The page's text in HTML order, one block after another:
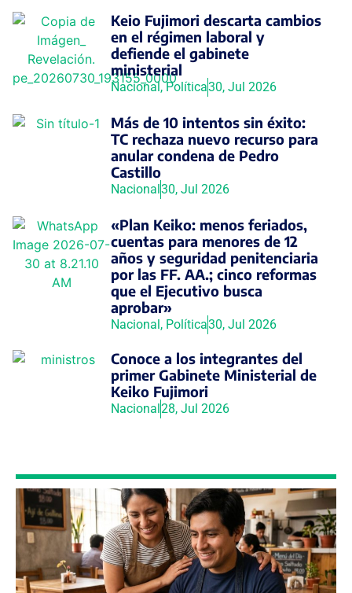
Keio Fujimori descarta cambios
en el régimen laboral y
defiende el gabinete
ministerial
Nacional,Política30, Jul 2026
Más de 10 intentos sin éxito:
TC rechaza nuevo recurso para
anular condena de Pedro
Castillo
Nacional30, Jul 2026
«Plan Keiko: menos feriados,
cuentas para menores de 12
años y seguridad penitenciaria
por las FF. AA.; cinco reformas
que el Ejecutivo busca
aprobar»
Nacional, Política30, Jul 2026
Conoce a los integrantes del
primer Gabinete Ministerial de
Keiko Fujimori
Nacional28, Jul 2026